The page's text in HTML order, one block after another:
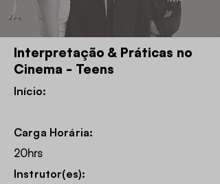
Interpretação & Práticas no
Cinema - Teens
Início:
Carga Horária:
20hrs
Instrutor(es):